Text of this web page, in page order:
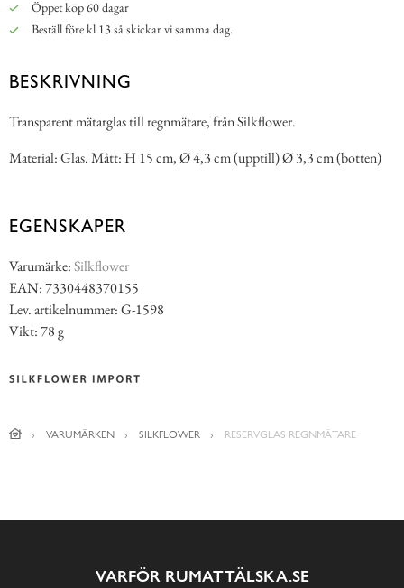
Öppet köp 60 dagar
Beställ före kl 13 så skickar vi samma dag.
BESKRIVNING
Transparent mätarglas till regnmätare, från Silkflower.
Material: Glas. Mått: H 15 cm, Ø 4,3 cm (upptill) Ø 3,3 cm (botten)
EGENSKAPER
Varumärke:Silkflower
EAN: 7330448370155
Lev. artikelnummer: G-1598
Vikt: 78 g
VARUMÄRKEN SILKFLOWER RESERVGLAS REGNMÄTARE
VARFÖR RUMATTÄLSKA.SE